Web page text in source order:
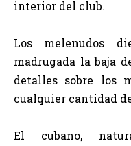
interior del club.
Los melenudos
madrugada la baja
detalles sobre los
cualquier cantidad
El cubano,